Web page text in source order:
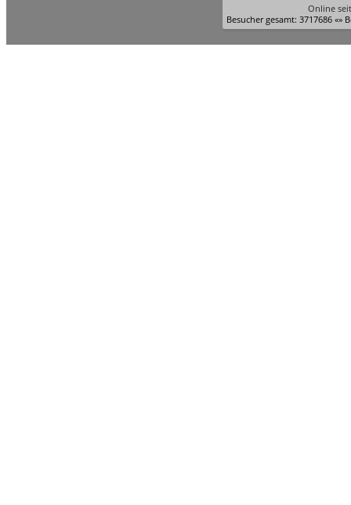
Online
Besucher gesamt: 3717686 «»